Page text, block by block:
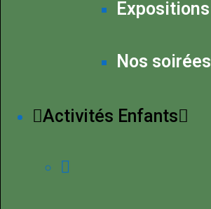
Expositions
Nos soirées
Activités Enfants